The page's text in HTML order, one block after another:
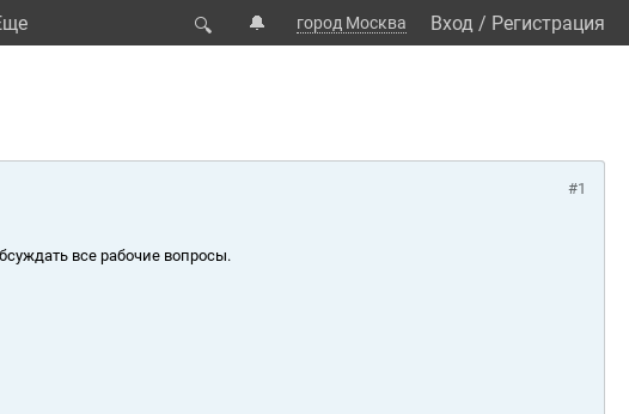
🔍 🔔 город Москва Вход / Регистрация
#1
все рабочие вопросы.